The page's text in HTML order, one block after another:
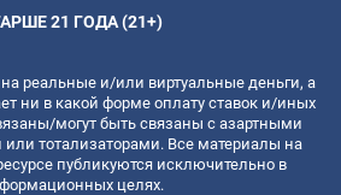
21 ГОДА (21+)
реальные и/или виртуальные деньги, а
ни в какой форме оплату ставок и/иных
могут быть связаны с азартными
тотализаторами. Все материалы на
публикуются исключительно в
целях.